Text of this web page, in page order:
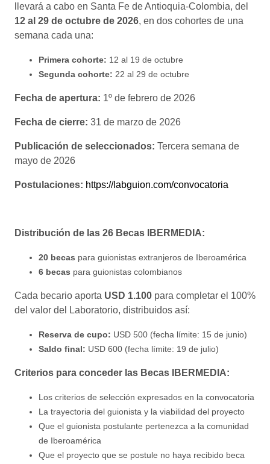
llevará a cabo en Santa Fe de Antioquia-Colombia, del
12 al 29 de octubre de 2026, en dos cohortes de una
semana cada una:
Primera cohorte: 12 al 19 de octubre
Segunda cohorte: 22 al 29 de octubre
Fecha de apertura: 1º de febrero de 2026
Fecha de cierre: 31 de marzo de 2026
Publicación de seleccionados: Tercera semana de
mayo de 2026
Postulaciones: https://labguion.com/convocatoria
Distribución de las 26 Becas IBERMEDIA:
20 becas para guionistas extranjeros de Iberoamérica
6 becas para guionistas colombianos
Cada becario aporta USD 1.100 para completar el 100%
del valor del Laboratorio, distribuidos así:
Reserva de cupo: USD 500 (fecha límite: 15 de junio)
Saldo final: USD 600 (fecha límite: 19 de julio)
Criterios para conceder las Becas IBERMEDIA:
Los criterios de selección expresados en la convocatoria
La trayectoria del guionista y la viabilidad del proyecto
Que el guionista postulante pertenezca a la comunidad
de Iberoamérica
Que el proyecto que se postule no haya recibido beca